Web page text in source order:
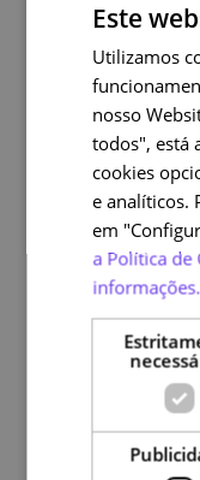
Este
Este
Utilizamos
nosso
todos", está
cookies
e analíticos.
em
a Política de
informações.